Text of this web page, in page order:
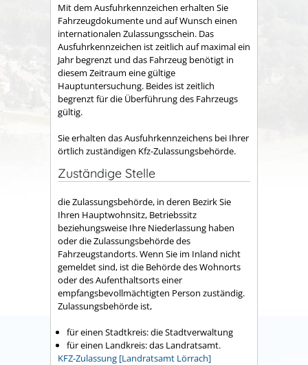
Mit dem Ausfuhrkennzeichen erhalten Sie
Fahrzeugdokumente und auf Wunsch einen
internationalen Zulassungsschein. Das
Ausfuhrkennzeichen ist zeitlich auf maximal ein
Jahr begrenzt und das Fahrzeug benötigt in
diesem Zeitraum eine gültige
Hauptuntersuchung. Beides ist zeitlich
begrenzt für die Überführung des Fahrzeugs
gültig.
Sie erhalten das Ausfuhrkennzeichens bei Ihrer
örtlich zuständigen Kfz-Zulassungsbehörde.
Zuständige Stelle
die Zulassungsbehörde, in deren Bezirk Sie
Ihren Hauptwohnsitz, Betriebssitz
beziehungsweise Ihre Niederlassung haben
oder die Zulassungsbehörde des
Fahrzeugstandorts. Wenn Sie im Inland nicht
gemeldet sind, ist die Behörde des Wohnorts
oder des Aufenthaltsorts einer
empfangsbevollmächtigten Person zuständig.
Zulassungsbehörde ist,
für einen Stadtkreis: die Stadtverwaltung
für einen Landkreis: das Landratsamt.
KFZ-Zulassung [Landratsamt Lörrach]